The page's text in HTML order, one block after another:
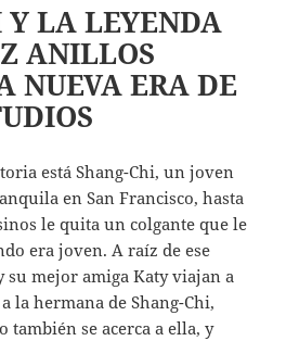
Y LA LEYENDA
ANILLOS
NUEVA ERA DE
está Shang-Chi, un joven
en San Francisco, hasta
le quita un colgante que le
era joven. A raíz de ese
su mejor amiga Katy viajan a
la hermana de Shang-Chi,
también se acerca a ella, y